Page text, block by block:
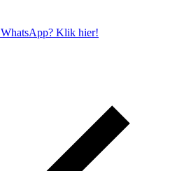
WhatsApp? Klik hier!